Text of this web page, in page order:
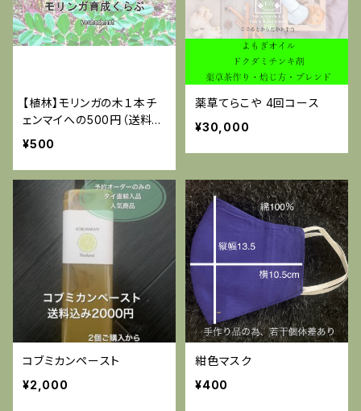
【植林】モリンガの木１本チ
ェンマイへの500円（送料無
料）
¥500
薬草てらこや 4回コース
¥30,000
コブミカンペースト
¥2,000
紺色マスク
¥400